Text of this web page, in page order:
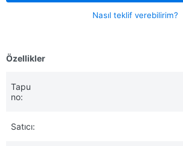
Özellikler
Tapu
no:
Satıcı:
Nasıl teklif verebilirim?